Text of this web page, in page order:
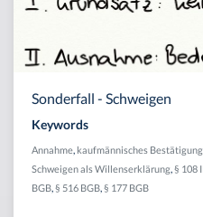
Sonderfall - Schweigen
Keywords
Annahme kaufmännisches
Schweigen als Willenserklärung § 108
BGB § 516 BGB § 177 BGB